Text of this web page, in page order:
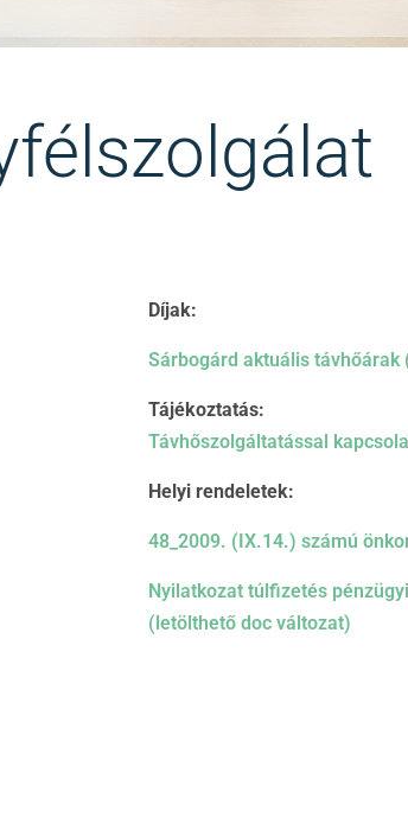
Díjak:
Sárbogárd aktuális távhőárak
Tájékoztatás:
Távhőszolgáltatással
Helyi rendeletek:
48_2009. (IX.14.) számú
Nyilatkozat túlfizetés
(letölthető doc változat)